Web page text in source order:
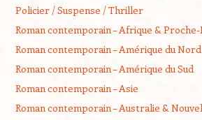
Policier / Suspense / Thriller
Roman contemporain – Afrique &
Roman contemporain – Amérique du Nord
Roman contemporain – Amérique du Sud
Roman contemporain – Asie
Roman contemporain – Australie &